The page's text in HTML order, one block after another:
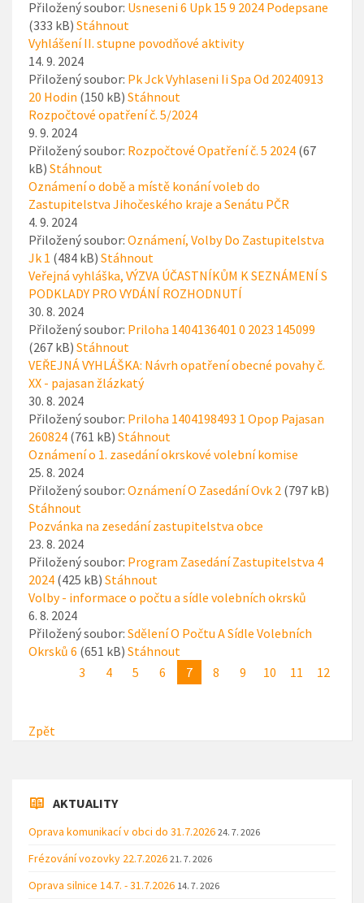
Přiložený soubor: Usneseni 6 Upk 15 9 2024 Podepsane
(333 kB) Stáhnout
Vyhlášení II. stupne povodňové aktivity
14. 9. 2024
Přiložený soubor: Pk Jck Vyhlaseni Ii Spa Od 20240913
20 Hodin (150 kB) Stáhnout
Rozpočtové opatření č. 5/2024
9. 9. 2024
Přiložený soubor: Rozpočtové Opatření č. 5 2024 (67
kB) Stáhnout
Oznámení o době a místě konání voleb do
Zastupitelstva Jihočeského kraje a Senátu PČR
4. 9. 2024
Přiložený soubor: Oznámení, Volby Do Zastupitelstva
Jk 1 (484 kB) Stáhnout
Veřejná vyhláška, VÝZVA ÚČASTNÍKŮM K SEZNÁMENÍ S
PODKLADY PRO VYDÁNÍ ROZHODNUTÍ
30. 8. 2024
Přiložený soubor: Priloha 1404136401 0 2023 145099
(267 kB) Stáhnout
VEŘEJNÁ VYHLÁŠKA: Návrh opatření obecné povahy č.
XX - pajasan žlázkatý
30. 8. 2024
Přiložený soubor: Priloha 1404198493 1 Opop Pajasan
260824 (761 kB) Stáhnout
Oznámení o 1. zasedání okrskové volební komise
25. 8. 2024
Přiložený soubor: Oznámení O Zasedání Ovk 2 (797 kB)
Stáhnout
Pozvánka na zesedání zastupitelstva obce
23. 8. 2024
Přiložený soubor: Program Zasedání Zastupitelstva 4
2024 (425 kB) Stáhnout
Volby - informace o počtu a sídle volebních okrsků
6. 8. 2024
Přiložený soubor: Sdělení O Počtu A Sídle Volebních
Okrsků 6 (651 kB) Stáhnout
3
4 5 6 7 8 9 10 11 12
Zpět
AKTUALITY
Oprava komunikací v obci do 31.7.2026 24. 7. 2026
Frézování vozovky 22.7.2026 21. 7. 2026
Oprava silnice 14.7. - 31.7.2026 14. 7. 2026